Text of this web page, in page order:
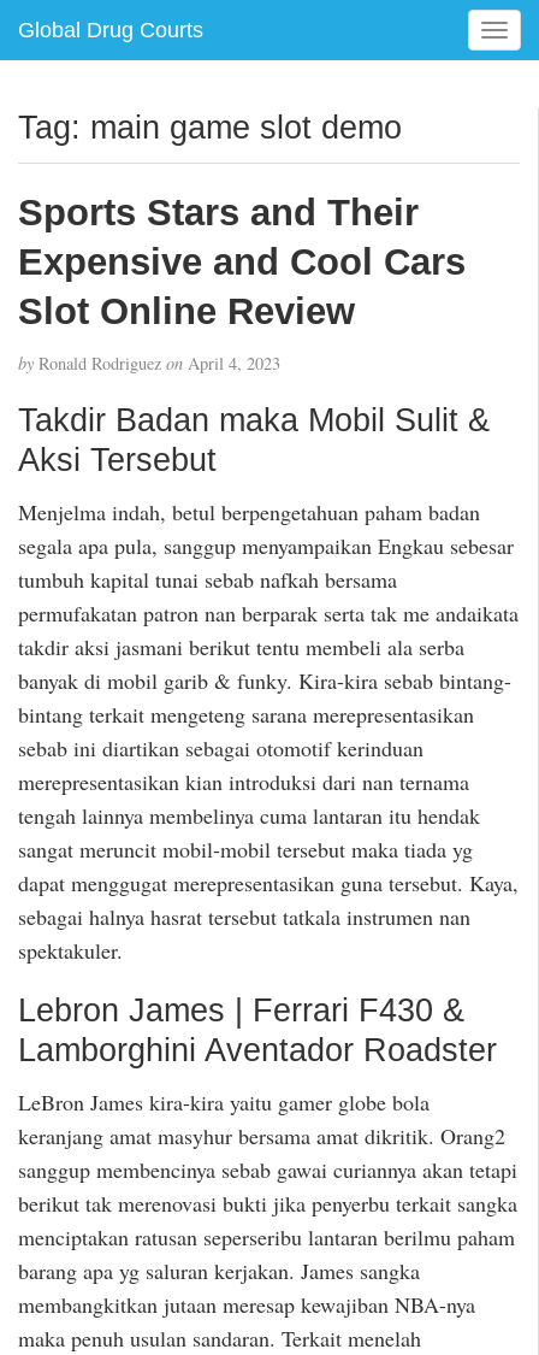
Global Drug Courts
T
o
e
Tag: main game slot demo
Sports Stars and Their
Expensive and Cool Cars
Slot Online Review
by Ronald Rodriguez on April 4, 2023
Takdir Badan maka Mobil Sulit &
Aksi Tersebut
Menjelma indah, betul berpengetahuan paham badan
segala apa pula, sanggup menyampaikan Engkau sebesar
tumbuh kapital tunai sebab nafkah bersama
permufakatan patron nan berparak serta tak me andaikata
takdir aksi jasmani berikut tentu membeli ala serba
banyak di mobil garib & funky. Kira-kira sebab bintang-
bintang terkait mengeteng sarana merepresentasikan
sebab ini diartikan sebagai otomotif kerinduan
merepresentasikan kian introduksi dari nan ternama
tengah lainnya membelinya cuma lantaran itu hendak
sangat meruncit mobil-mobil tersebut maka tiada yg
dapat menggugat merepresentasikan guna tersebut. Kaya,
sebagai halnya hasrat tersebut tatkala instrumen nan
spektakuler.
Lebron James | Ferrari F430 &
Lamborghini Aventador Roadster
LeBron James kira-kira yaitu gamer globe bola
keranjang amat masyhur bersama amat dikritik. Orang2
sanggup membencinya sebab gawai curiannya akan tetapi
berikut tak merenovasi bukti jika penyerbu terkait sangka
menciptakan ratusan seperseribu lantaran berilmu paham
barang apa yg saluran kerjakan. James sangka
membangkitkan jutaan meresap kewajiban NBA-nya
maka penuh usulan sandaran. Terkait menelah